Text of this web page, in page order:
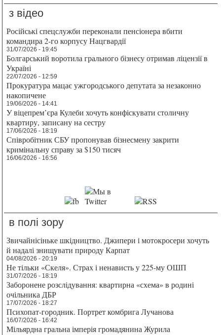
з відео
Російські спецслужби переконали пенсіонера вбити
командира 2-го корпусу Нацгвардії
31/07/2026 - 19:45
Болгарський воротила грального бізнесу отримав ліцензії в
Україні
22/07/2026 - 12:59
Прокуратура мацає ужгородського депутата за незаконно
накопичене
19/06/2026 - 14:41
У віцепрем’єра Кулеби хочуть конфіскувати столичну
квартиру, записану на сестру
17/06/2026 - 18:19
Співробітник СБУ пропонував бізнесмену закрити
кримінальну справу за $150 тисяч
16/06/2026 - 16:56
в полі зору
Звичайнісіньке шкідництво. Джипери і мотокросери хочуть
й надалі знищувати природу Карпат
04/08/2026 - 20:19
Не тільки «Скеля». Страх і ненависть у 225-му ОШП
31/07/2026 - 18:19
Заборонене розслідування: квартирна «схема» в родині
очільника ДБР
17/07/2026 - 18:27
Психопат-городник. Портрет комбрига Лучанова
16/07/2026 - 16:42
Мільярдна гральна імперія громадянина Журила